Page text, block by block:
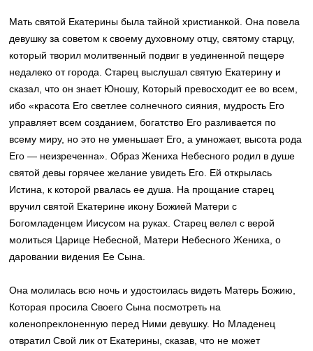
Мать святой Екатерины была тайной христианкой. Она повела
девушку за советом к своему духовному отцу, святому старцу,
который творил молитвенный подвиг в уединенной пещере
недалеко от города. Старец выслушал святую Екатерину и
сказал, что он знает Юношу, Который превосходит ее во всем,
ибо «красота Его светлее солнечного сияния, мудрость Его
управляет всем созданием, богатство Его разливается по
всему миру, но это не уменьшает Его, а умножает, высота рода
Его — неизреченна». Образ Жениха Небесного родил в душе
святой девы горячее желание увидеть Его. Ей открылась
Истина, к которой рвалась ее душа. На прощание старец
вручил святой Екатерине икону Божией Матери с
Богомладенцем Иисусом на руках. Старец велел с верой
молиться Царице Небесной, Матери Небесного Жениха, о
даровании видения Ее Сына.
Она молилась всю ночь и удостоилась видеть Матерь Божию,
Которая просила Своего Сына посмотреть на
коленопреклоненную перед Ними девушку. Но Младенец
отвратил Свой лик от Екатерины, сказав, что не может